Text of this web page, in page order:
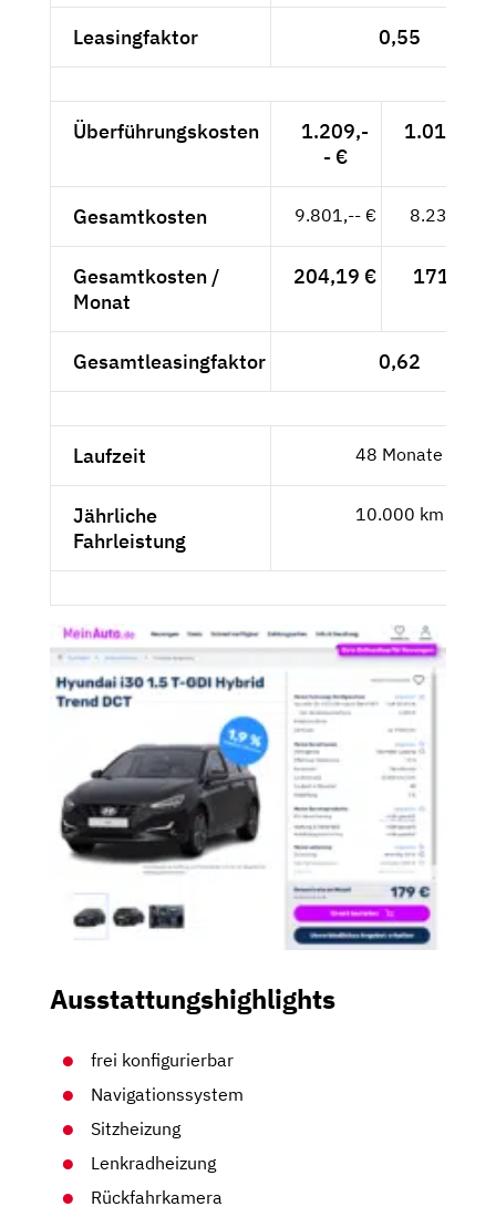
Leasingfaktor 0,55
Überführungskosten
1.209,-
- €
1.015,97
Gesamtkosten 9.801,-- € 8.236,13
Gesamtkosten /
Monat
204,19 € 171,59 €
Gesamtleasingfaktor 0,62
Laufzeit 48 Monate
Jährliche
Fahrleistung
10.000 km
Ausstattungshighlights
frei konfigurierbar
Navigationssystem
Sitzheizung
Lenkradheizung
Rückfahrkamera